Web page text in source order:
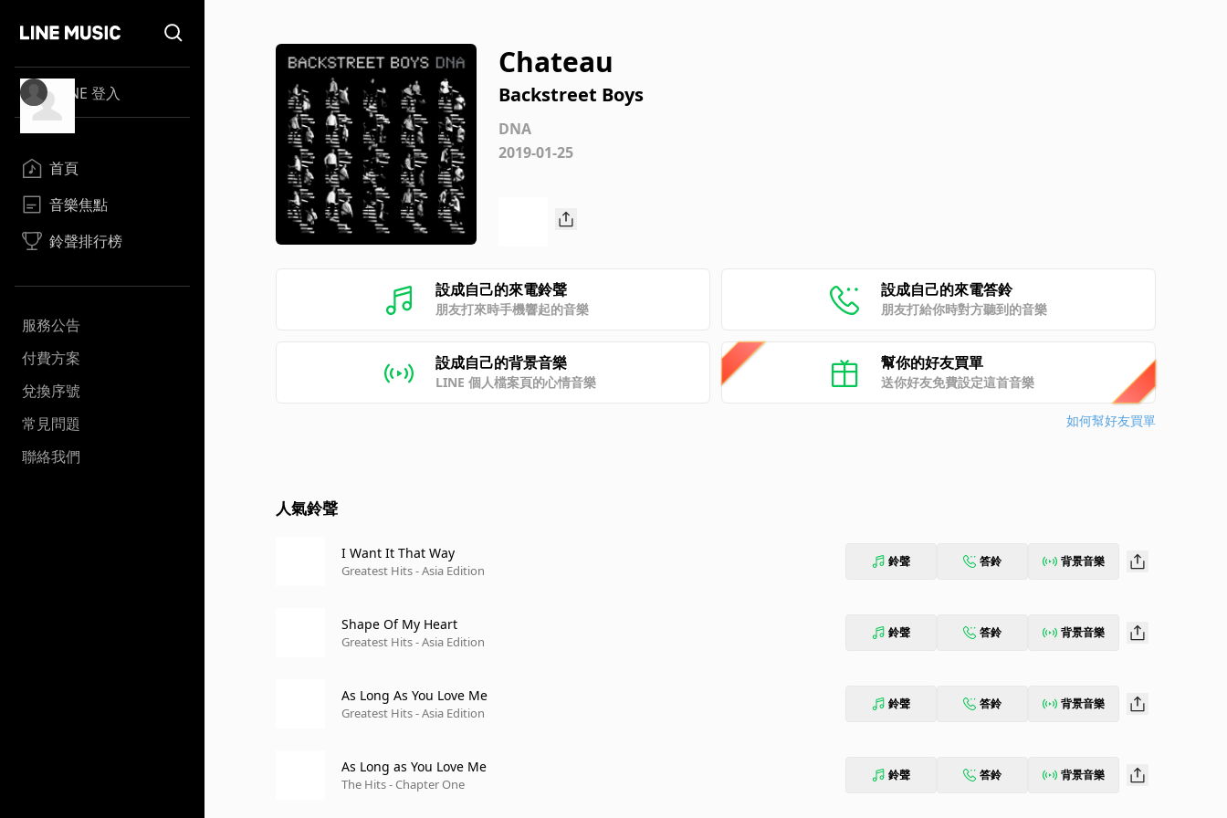
LINE 登入
首頁
音樂焦點
鈴聲排行榜
服務公告
付費方案
兌換序號
常見問題
聯絡我們
Chateau
Backstreet Boys
DNA
2019-01-25
設成自己的來電鈴聲
朋友打來時手機響起的音樂
設成自己的來電答鈴
朋友打給你時對方聽到的音樂
設成自己的背景音樂
LINE 個人檔案頁的心情音樂
幫你的好友買單
送你好友免費設定這首音樂
如何幫好友買單
人氣鈴聲
I Want It That Way
Greatest Hits - Asia Edition
鈴聲 答鈴 背景音樂
Shape Of My Heart
Greatest Hits - Asia Edition
鈴聲 答鈴 背景音樂
As Long As You Love Me
Greatest Hits - Asia Edition
鈴聲 答鈴 背景音樂
As Long as You Love Me
The Hits - Chapter One
鈴聲 答鈴 背景音樂